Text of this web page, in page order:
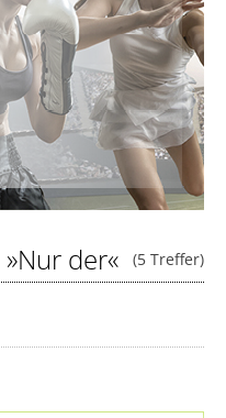
(5 Treffer)
»Nur der«